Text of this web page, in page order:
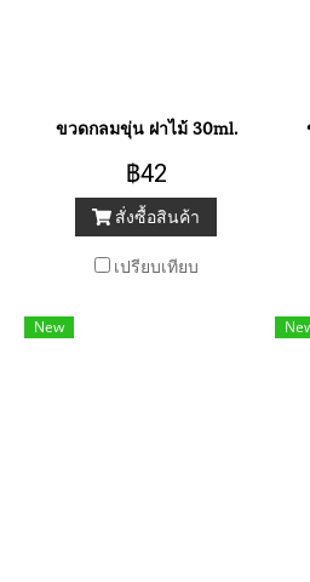
ขวดกลมขุ่น ฝาไม้ 30ml.
฿42
สั่งซื้อสินค้า
เปรียบเทียบ
New